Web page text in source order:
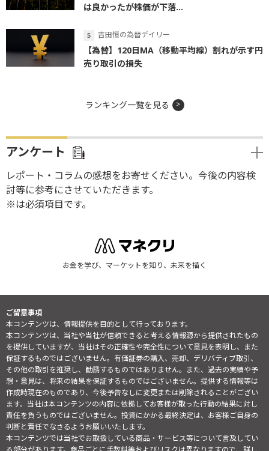
は良かったが株価が下落...
吉田恒の為替デイリー
【為替】120日MA（移動平均線）割れが示す円
売り取引の損失
ランキング一覧を見る
アンケート
レポート・コラムの感想をお寄せください。今後の内容検
討等に参考にさせていただきます。
※は必須項目です。
お金を学び、マーケットを知り、未来を描く
ご留意事項
本コンテンツは、情報提供を目的として行っております。
本コンテンツは、当社や当社が信頼できると考える情報源から提供されたもの
を提供していますが、当社はその正確性や完全性について意見を表明し、また
保証するものではございません。有価証券の購入、売却、デリバティブ取引、
その他の取引を推奨し、勧誘するものではありません。また、過去の実績や予
想・意見は、将来の結果を保証するものではございません。提供する情報等は
作成時現在のものであり、今後予告なしに変更または削除されることがござい
ます。当社は本コンテンツの内容に依拠してお客様が取った行動の結果に対し
責任を負うものではございません。投資にかかる最終決定は、お客様ご自身の
判断と責任でなさるようお願いいたします。
本コンテンツでは当社でお取扱している商品・サービス等について言及してい